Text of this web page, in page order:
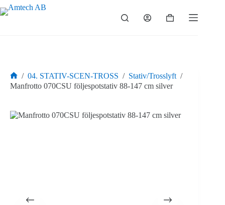
Hoppa
till
Varukorg
Hem
/ 04. STATIV-SCEN-TROSS / Stativ/Trosslyft /
Manfrotto 070CSU följespotstativ 88-147 cm silver